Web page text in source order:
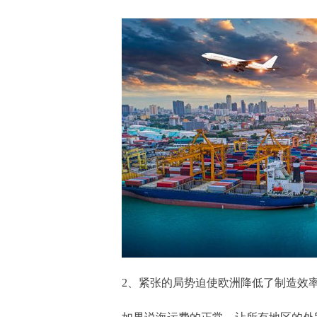
2、紧张的局势迫使欧洲降低了制造效